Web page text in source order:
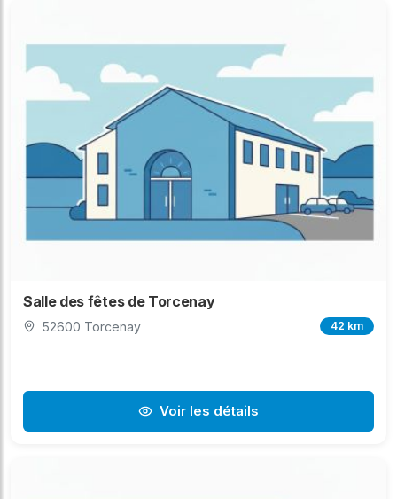
Salle des fêtes de Torcenay
52600 Torcenay 42 km
Voir les détails